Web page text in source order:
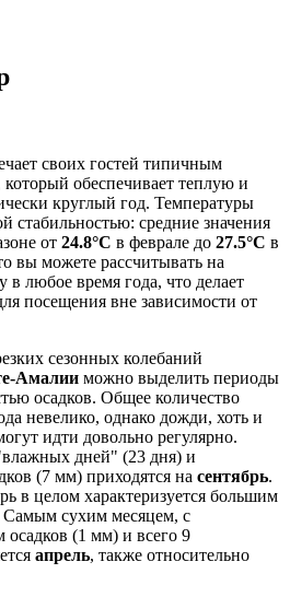
своих гостей типичным
который обеспечивает теплую и
круглый год. Температуры
стабильностью: средние значения
от 24.8°C в феврале до 27.5°C в
вы можете рассчитывать на
любое время года, что делает
посещения вне зависимости от
сезонных колебаний
Амалии можно выделить периоды
осадков. Общее количество
невелико, однако дожди, хоть и
идти довольно регулярно.
дней" (23 дня) и
(7 мм) приходятся на сентябрь.
в целом характеризуется большим
сухим месяцем, с
(1 мм) и всего 9
апрель, также относительно